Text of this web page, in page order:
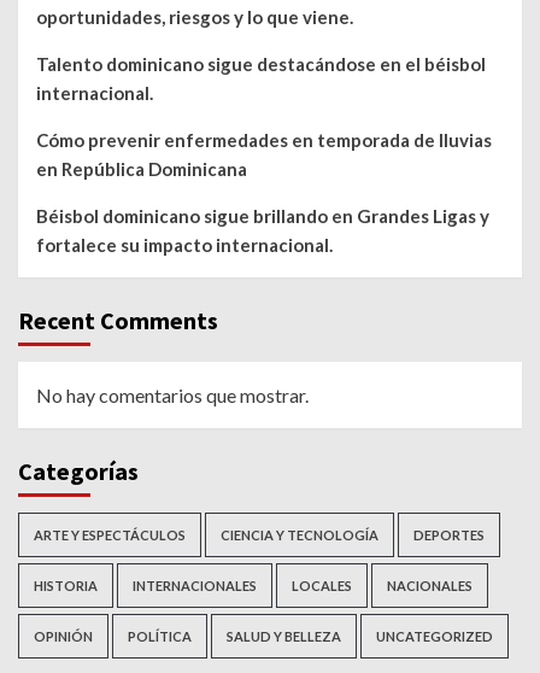
oportunidades, riesgos y lo que viene.
Talento dominicano sigue destacándose en el béisbol
internacional.
Cómo prevenir enfermedades en temporada de lluvias
en República Dominicana
Béisbol dominicano sigue brillando en Grandes Ligas y
fortalece su impacto internacional.
Recent Comments
No hay comentarios que mostrar.
Categorías
ARTE Y ESPECTÁCULOS CIENCIA Y TECNOLOGÍA DEPORTES
HISTORIA INTERNACIONALES LOCALES NACIONALES
OPINIÓN POLÍTICA SALUD Y BELLEZA UNCATEGORIZED